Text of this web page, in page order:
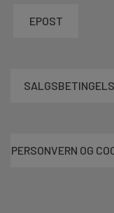
EPOST
PERSONVERN OG